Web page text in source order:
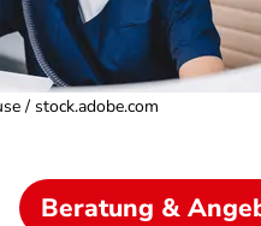
/ stock.adobe.com
Beratung &